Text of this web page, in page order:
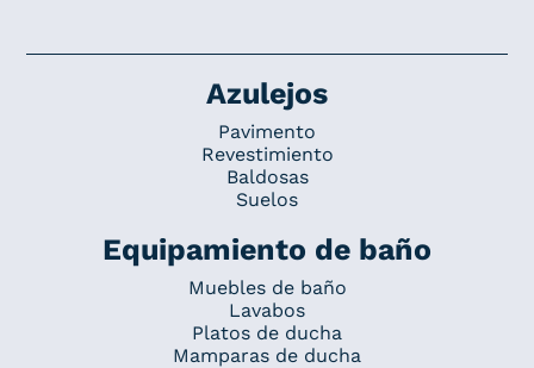
Azulejos
Pavimento
Revestimiento
Baldosas
Suelos
Equipamiento de baño
Muebles de baño
Lavabos
Platos de ducha
Mamparas de ducha